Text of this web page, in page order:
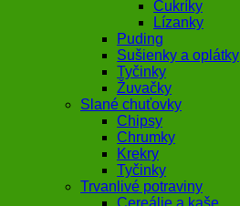
Cukríky
Lízanky
Puding
Sušienky a oplátky
Tyčinky
Žuvačky
Slané chuťovky
Chipsy
Chrumky
Krekry
Tyčinky
Trvanlivé potraviny
Cereálie a kaše